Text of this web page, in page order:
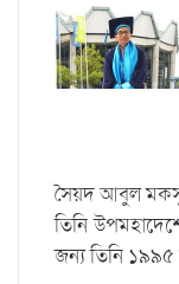
সৈয়দ আবুল মকসুদ
তিনি
জন্য তিনি ১৯৯৫